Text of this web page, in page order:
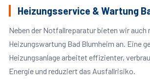
Heizungsservice & Wartung
Neben der Notfallreparatur bieten wir auch
Heizungswartung Bad Blumheim an. Eine
Heizungsanlage arbeitet effizienter,
Energie und reduziert das Ausfallrisiko.